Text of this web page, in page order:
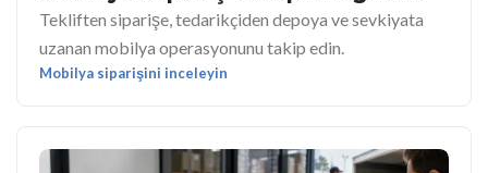
Tekliften siparişe, tedarikçiden depoya ve sevkiyata
uzanan mobilya operasyonunu takip edin.
Mobilya siparişini inceleyin